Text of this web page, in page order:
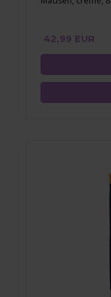
42,99 EUR